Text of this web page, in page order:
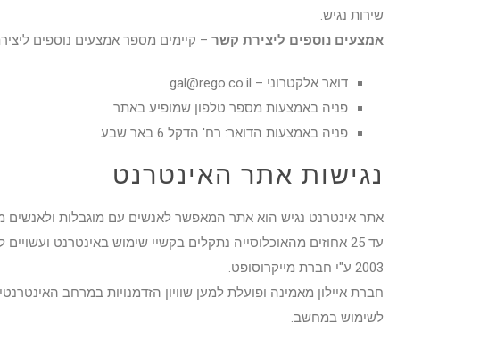
שירות נגיש.
אמצעים נוספים ליצירת קשר – קיימים מספר אמצעים נוספים
דואר אלקטרוני – gal@rego.co.il
פניה באמצעות מספר טלפון שמופיע באתר
פניה באמצעות הדואר: רח' הדקל 6 באר שבע
נגישות אתר האינטרנט
עד 25 אחוזים מהאוכלוסייה נתקלים בקשיי שימוש באינטרנט
2003 ע"י חברת מייקרוסופט.
חברת איילון מאמינה ופועלת למען שוויון הזדמנויות במרחב
לשימוש במחשב.